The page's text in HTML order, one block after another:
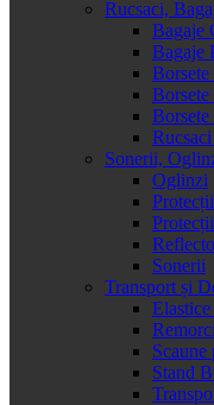
Rucsaci,
Bagaje
Bagaje
Borsete
Borsete
Borsete
Sonerii,
Oglinzi
Sonerii
Transport și
Remorci
Stand